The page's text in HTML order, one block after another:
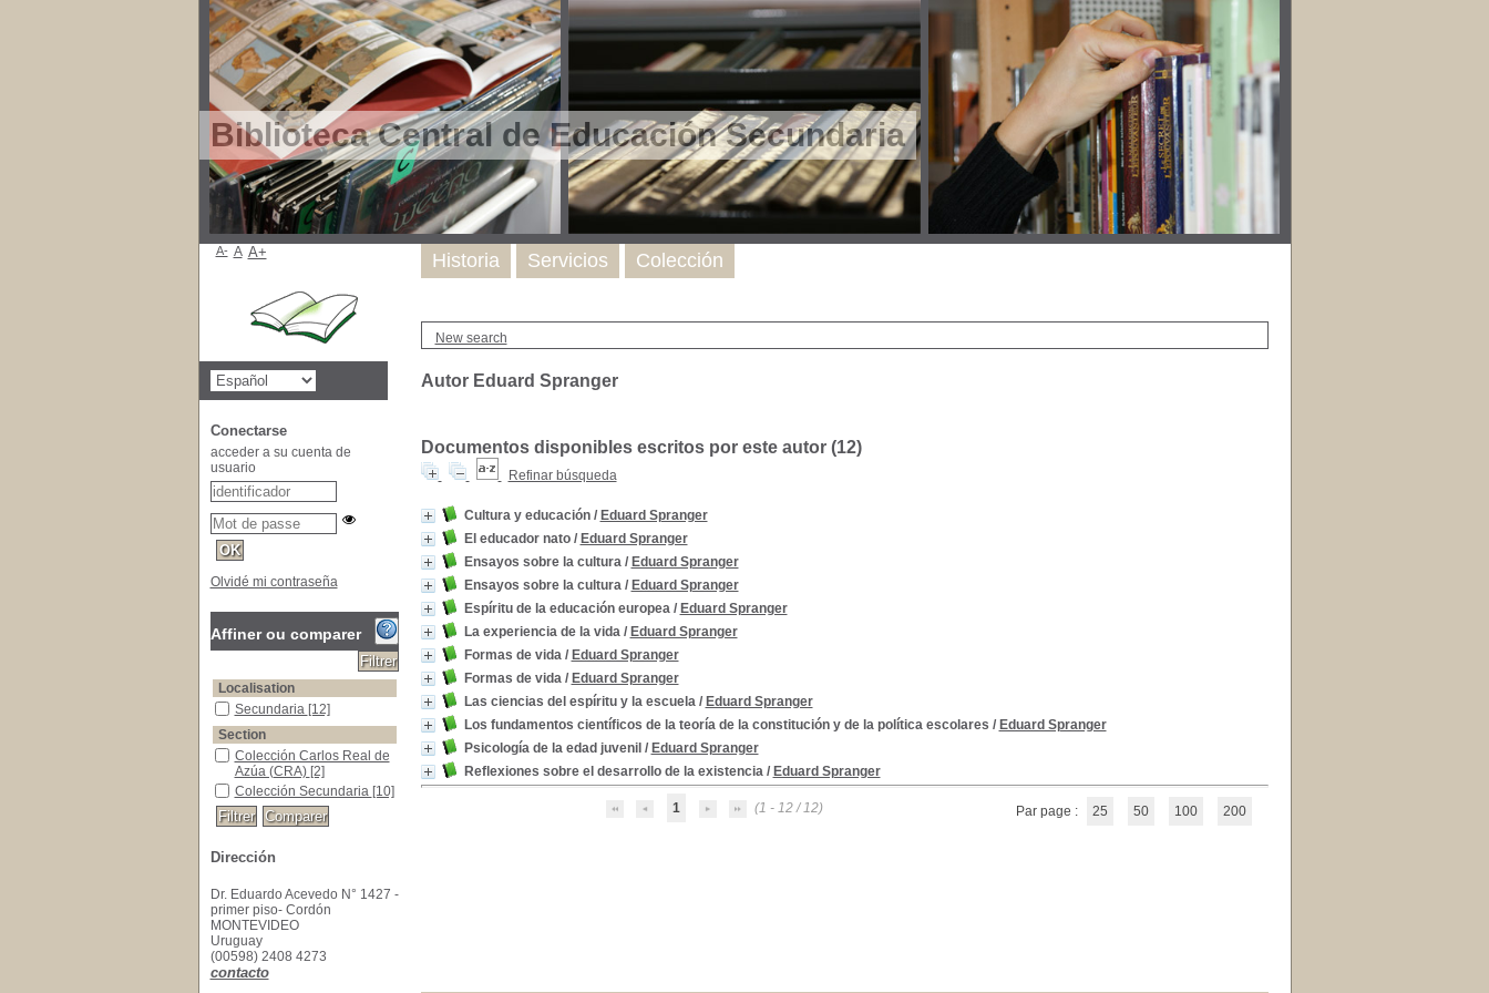
Biblioteca Central de Educación Secundaria
New search
Autor Eduard Spranger
Documentos disponibles escritos por este autor (12)
Refinar búsqueda
Cultura y educación/ Eduard Spranger
El educador nato/ Eduard Spranger
Ensayos sobre la cultura/ Eduard Spranger
Ensayos sobre la cultura/ Eduard Spranger
Espíritu de la educación europea/ Eduard Spranger
La experiencia de la vida/ Eduard Spranger
Formas de vida/ Eduard Spranger
Formas de vida/ Eduard Spranger
Las ciencias del espíritu y la escuela/ Eduard Spranger
Los fundamentos científicos de la teoría de la constitución y de la política escolares / Eduard Spranger
Psicología de la edad juvenil / Eduard Spranger
Reflexiones sobre el desarrollo de la existencia/ Eduard Spranger
1 (1 - 12 / 12) Par page : 25 50 100 200
Historia Servicios Colección
A- A A+
Conectarse
acceder a su cuenta de
usuario
Olvidé mi contraseña
Affiner ou comparer
Localisation
Secundaria [12]
Section
Colección Carlos Real de
Azúa (CRA) [2]
Colección Secundaria [10]
Dirección
Dr. Eduardo Acevedo N° 1427 -
primer piso- Cordón
MONTEVIDEO
Uruguay
(00598) 2408 4273
contacto